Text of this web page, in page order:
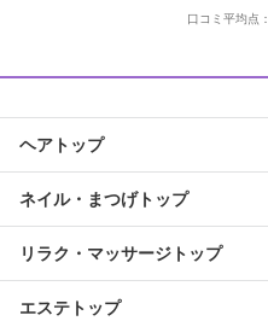
口コミ平均点：
ヘアトップ
ネイル・まつげトップ
リラク・マッサージトップ
エステトップ